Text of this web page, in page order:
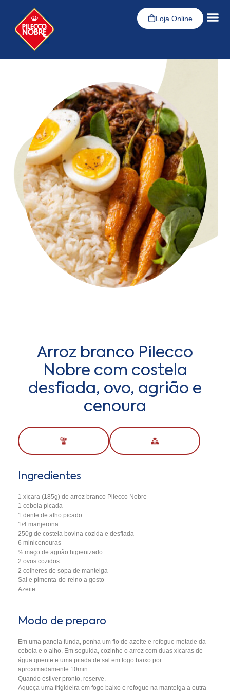
Loja Online
Arroz branco Pilecco
Nobre com costela
desfiada, ovo, agrião e
cenoura
Ingredientes
1 xícara (185g) de arroz branco Pilecco Nobre
1 cebola picada
1 dente de alho picado
1/4 manjerona
250g de costela bovina cozida e desfiada
6 minicenouras
½ maço de agrião higienizado
2 ovos cozidos
2 colheres de sopa de manteiga
Sal e pimenta-do-reino a gosto
Azeite
Modo de preparo
Em uma panela funda, ponha um fio de azeite e refogue metade da
cebola e o alho. Em seguida, cozinhe o arroz com duas xícaras de
água quente e uma pitada de sal em fogo baixo por
aproximadamente 10min.
Quando estiver pronto, reserve.
Aqueça uma frigideira em fogo baixo e refogue na manteiga a outra